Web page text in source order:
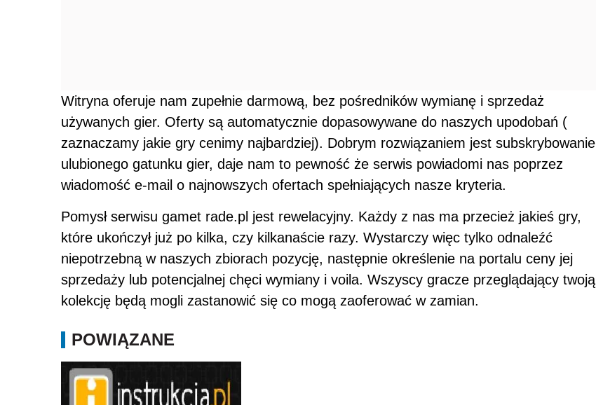
Witryna oferuje nam zupełnie darmową, bez pośredników wymianę i sprzedaż
używanych gier. Oferty są automatycznie dopasowywane do naszych upodobań (
zaznaczamy jakie gry cenimy najbardziej). Dobrym rozwiązaniem jest subskrybowanie
ulubionego gatunku gier, daje nam to pewność że serwis powiadomi nas poprzez
wiadomość e-mail o najnowszych ofertach spełniających nasze kryteria.
Pomysł serwisu gamet rade.pl jest rewelacyjny. Każdy z nas ma przecież jakieś gry,
które ukończył już po kilka, czy kilkanaście razy. Wystarczy więc tylko odnaleźć
niepotrzebną w naszych zbiorach pozycję, następnie określenie na portalu ceny jej
sprzedaży lub potencjalnej chęci wymiany i voila. Wszyscy gracze przeglądający twoją
kolekcję będą mogli zastanowić się co mogą zaoferować w zamian.
POWIĄZANE